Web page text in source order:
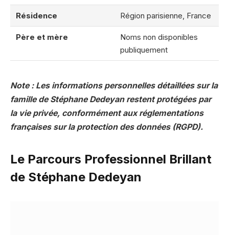
Résidence Région parisienne, France
Père et mère
Noms non disponibles
publiquement
Note : Les informations personnelles détaillées sur la
famille de Stéphane Dedeyan restent protégées par
la vie privée, conformément aux réglementations
françaises sur la protection des données (RGPD).
Le Parcours Professionnel Brillant
de Stéphane Dedeyan